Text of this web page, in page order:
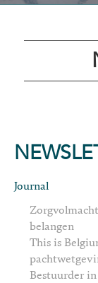
Journal
belangen
This is
Bestuurder